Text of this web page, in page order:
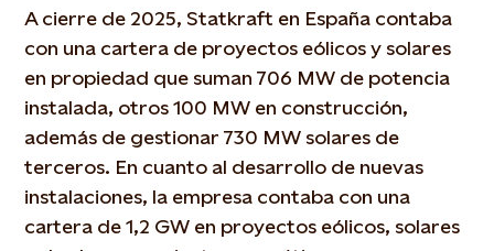
A cierre de 2025, Statkraft en España contaba
con una cartera de proyectos eólicos y solares
en propiedad que suman 706 MW de potencia
instalada, otros 100 MW en construcción,
además de gestionar 730 MW solares de
terceros. En cuanto al desarrollo de nuevas
instalaciones, la empresa contaba con una
cartera de 1,2 GW en proyectos eólicos, solares